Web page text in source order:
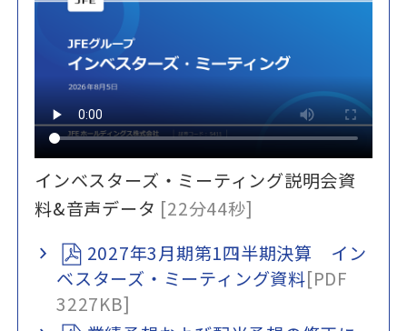
インベスターズ・ミーティング説明会資
料&音声データ [22分44秒]
2027年3月期第1四半期決算 イン
ベスターズ・ミーティング資料[PDF
3227KB]